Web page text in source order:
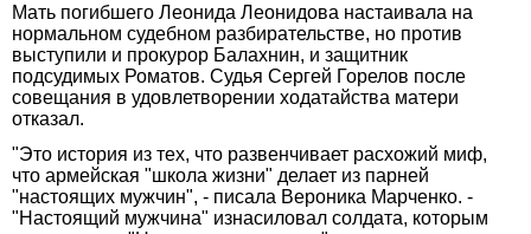
Мать погибшего Леонида Леонидова настаивала на
нормальном судебном разбирательстве, но против
выступили и прокурор Балахнин, и защитник
подсудимых Роматов. Судья Сергей Горелов после
совещания в удовлетворении ходатайства матери
отказал.
"Это история из тех, что развенчивает расхожий миф,
что армейская "школа жизни" делает из парней
"настоящих мужчин", - писала Вероника Марченко. -
"Настоящий мужчина" изнасиловал солдата, которым